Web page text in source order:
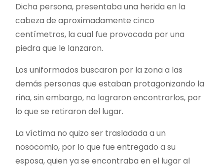
Dicha persona, presentaba una herida en la
cabeza de aproximadamente cinco
centímetros, la cual fue provocada por una
piedra que le lanzaron.
Los uniformados buscaron por la zona a las
demás personas que estaban protagonizando la
riña, sin embargo, no lograron encontrarlos, por
lo que se retiraron del lugar.
La víctima no quizo ser trasladada a un
nosocomio, por lo que fue entregado a su
esposa, quien ya se encontraba en el lugar al